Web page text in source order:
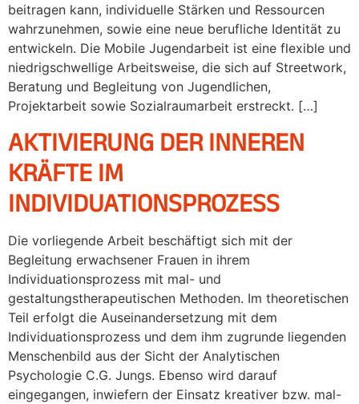
beitragen kann, individuelle Stärken und Ressourcen
wahrzunehmen, sowie eine neue berufliche Identität zu
entwickeln. Die Mobile Jugendarbeit ist eine flexible und
niedrigschwellige Arbeitsweise, die sich auf Streetwork,
Beratung und Begleitung von Jugendlichen,
Projektarbeit sowie Sozialraumarbeit erstreckt. […]
AKTIVIERUNG DER INNEREN
KRÄFTE IM
INDIVIDUATIONSPROZESS
Die vorliegende Arbeit beschäftigt sich mit der
Begleitung erwachsener Frauen in ihrem
Individuationsprozess mit mal- und
gestaltungstherapeutischen Methoden. Im theoretischen
Teil erfolgt die Auseinandersetzung mit dem
Individuationsprozess und dem ihm zugrunde liegenden
Menschenbild aus der Sicht der Analytischen
Psychologie C.G. Jungs. Ebenso wird darauf
eingegangen, inwiefern der Einsatz kreativer bzw. mal-